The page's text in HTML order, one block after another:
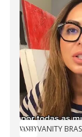
VANITY